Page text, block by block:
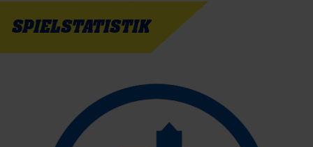
SPIELSTATISTIK